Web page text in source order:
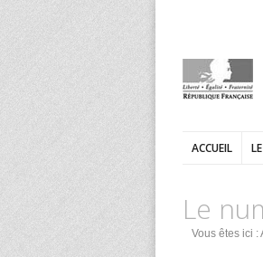
ACCUEIL
Le
Vous êtes ici :